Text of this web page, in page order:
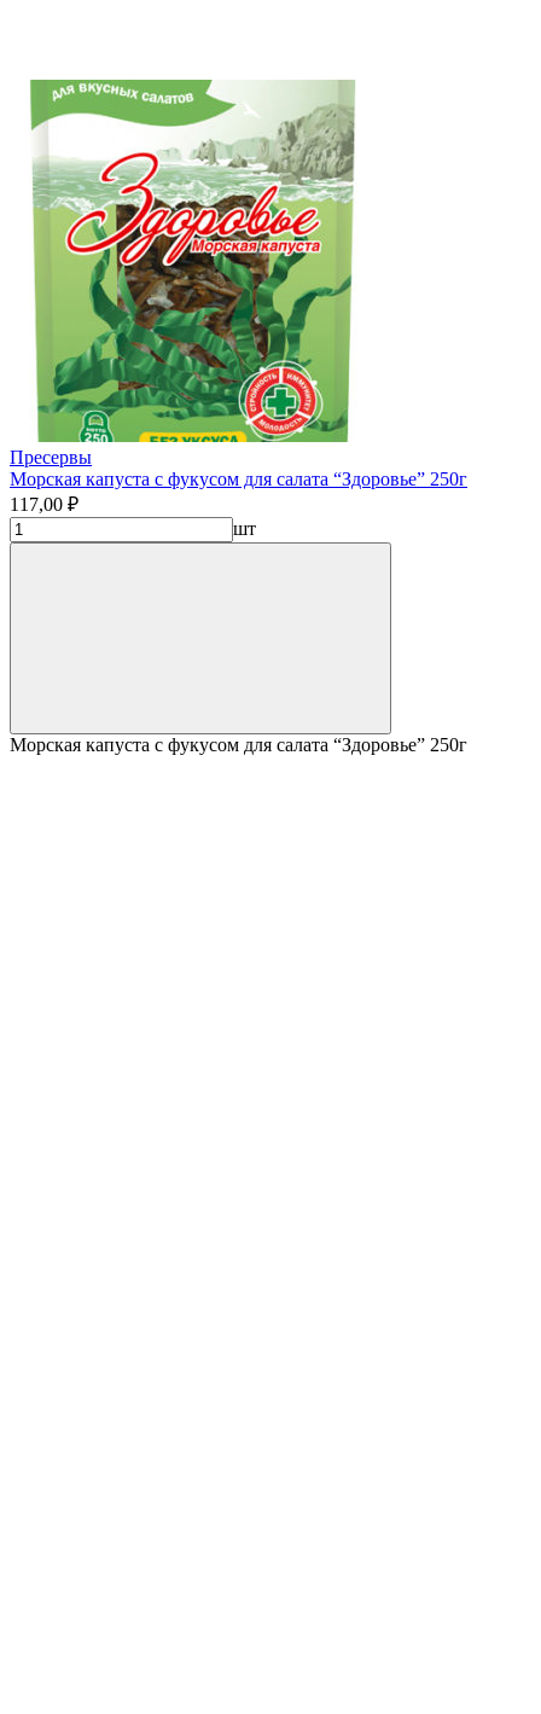
Пресервы
Морская капуста с фукусом для салата “Здоровье” 250г
117,00 ₽
шт
Морская капуста с фукусом для салата “Здоровье” 250г